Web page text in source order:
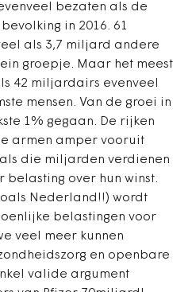
bezaten als de
in 2016. 61
als 3,7 miljard andere
groepje. Maar het meest
42 miljardairs evenveel
mensen. Van de groei in
1% gegaan. De rijken
armen amper vooruit
die miljarden verdienen
over hun winst.
Nederland!!) wordt
belastingen voor
veel meer kunnen
en openbare
valide argument